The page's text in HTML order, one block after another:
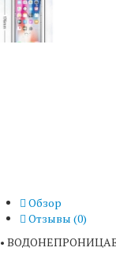
Обзор
Отзывы (0)
•